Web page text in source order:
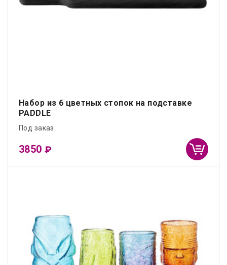
Набор из 6 цветных стопок на подставке
PADDLE
Под заказ
3850₽